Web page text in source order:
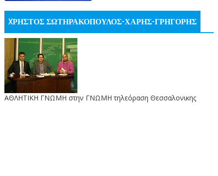
XΡΗΣΤΟΣ ΣΩΤΗΡΑΚΟΠΟΥΛΟΣ-ΧΑΡΗΣ-ΓΡΗΓΟΡΗΣ
ΑΘΛΗΤΙΚΗ ΓΝΩΜΗ στην ΓΝΩΜΗ τηλεόραση Θεσσαλονικης